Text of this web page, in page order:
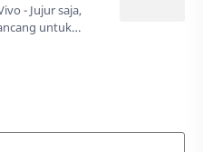
- Jujur saja,
untuk
ini bisa menjadi